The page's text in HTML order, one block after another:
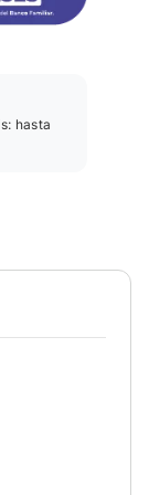
hasta